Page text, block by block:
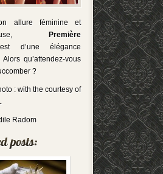
allure féminine et
Première
est d’une élégance
Alors qu’attendez-vous
?
: with the courtesy of
Radom